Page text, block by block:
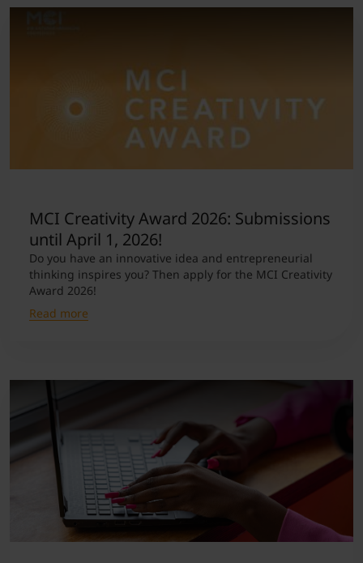
MCI Creativity Award 2026: Submissions
until April 1, 2026!
Do you have an innovative idea and entrepreneurial
thinking inspires you? Then apply for the MCI Creativity
Award 2026!
Read more